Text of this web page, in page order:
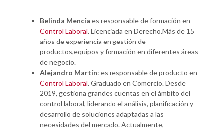
Belinda Mencía es responsable de formación en
Control Laboral. Licenciada en Derecho.Más de 15
años de experiencia en gestión de
productos,equipos y formación en diferentes áreas
de negocio.
Alejandro Martín: es responsable de producto en
Control Laboral. Graduado en Comercio. Desde
2019, gestiona grandes cuentas en el ámbito del
control laboral, liderando el análisis, planificación y
desarrollo de soluciones adaptadas a las
necesidades del mercado. Actualmente,